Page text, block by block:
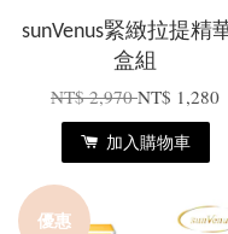
sunVenus緊緻拉提精
盒組
NT$ 2,970NT$ 1,280
加入購物車
優惠